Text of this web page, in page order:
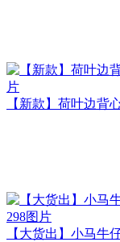
【新款】荷叶边背
【大货出】小马牛